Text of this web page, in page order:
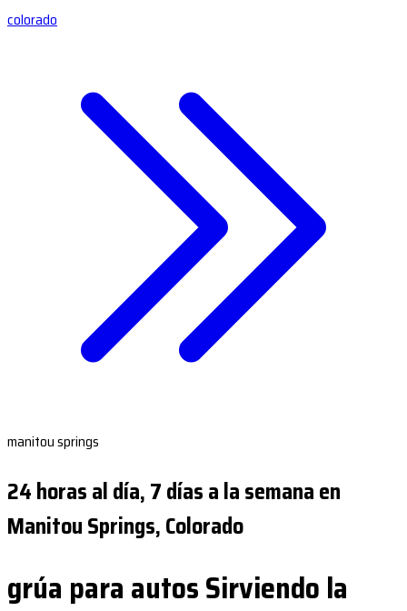
colorado
manitou springs
24 horas al día, 7 días a la semana en
Manitou Springs, Colorado
grúa para autos Sirviendo la